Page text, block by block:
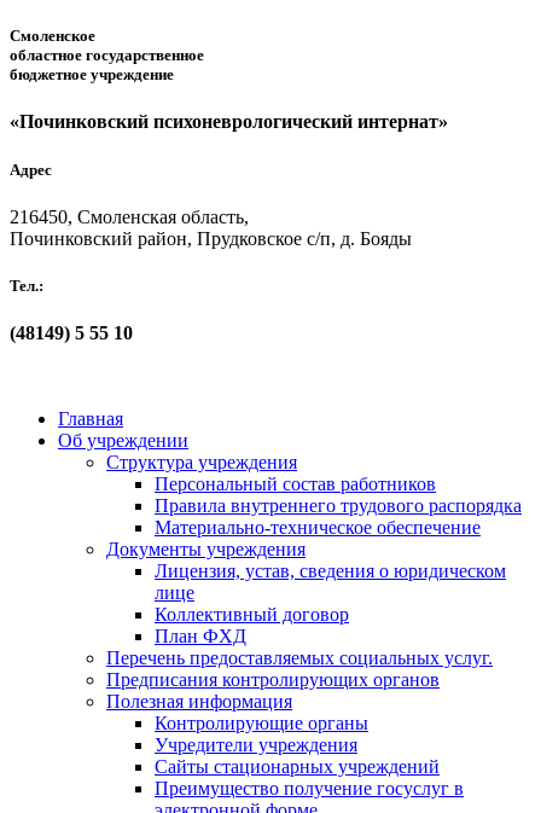
Смоленское
областное государственное
бюджетное учреждение
«Починковский психоневрологический интернат»
Адрес
216450, Смоленская область,
Починковский район, Прудковское с/п, д. Бояды
Тел.:
(48149) 5 55 10
Главная
Об учреждении
Структура учреждения
Персональный состав работников
Правила внутреннего трудового распорядка
Материально-техническое обеспечение
Документы учреждения
Лицензия, устав, сведения о юридическом
лице
Коллективный договор
План ФХД
Перечень предоставляемых социальных услуг.
Предписания контролирующих органов
Полезная информация
Контролирующие органы
Учредители учреждения
Сайты стационарных учреждений
Преимущество получение госуслуг в